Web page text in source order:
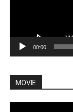
00:00
MOVIE